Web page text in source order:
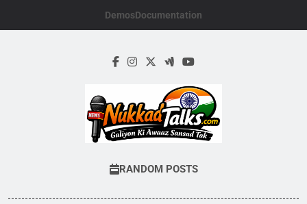
DemosDocumentation
Galiyon Ki Awaaz Sansad Tak
RANDOM POSTS